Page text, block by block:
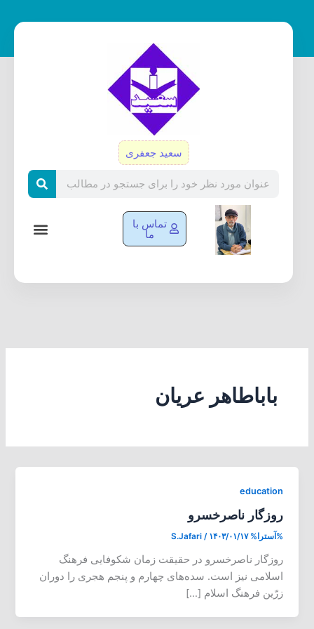
سعید جعفری
تماس با
ما
باباطاهر عریان
education
روزگار ناصرخسرو
%آسترا% S.Jafari / ۱۴۰۳/۰۱/۱۷
روزگار ناصرخسرو در حقیقت زمان شکوفایی فرهنگ
اسلامی نیز است. سده‌های چهارم و پنجم هجری را دوران
زرّین فرهنگ اسلام […]